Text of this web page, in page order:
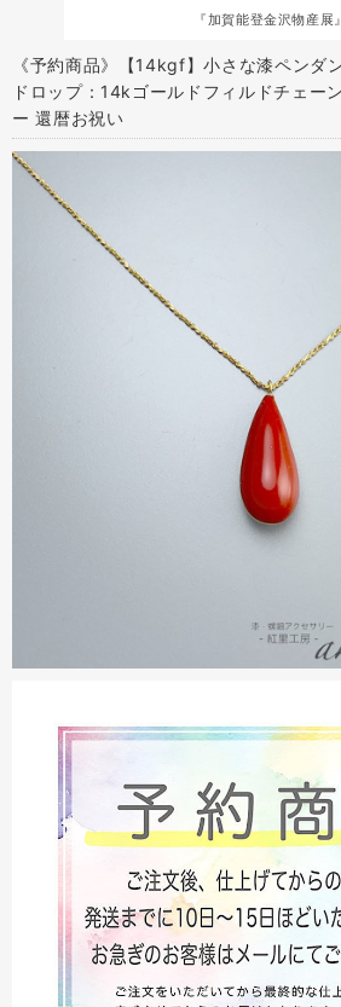
『加賀能登金沢物産展』
《予約商品》【14kgf】小さな漆ペンダ
ドロップ：14kゴールドフィルドチェー
ー 還暦お祝い